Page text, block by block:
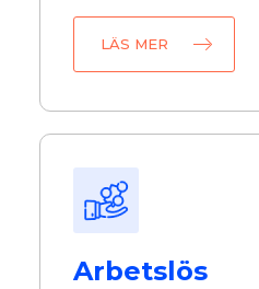
LÄS MER
Arbetslös